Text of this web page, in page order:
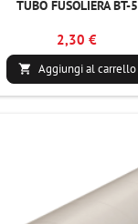
TUBO FUSOLIERA BT-5
2,30 €
 Aggiungi al carrello